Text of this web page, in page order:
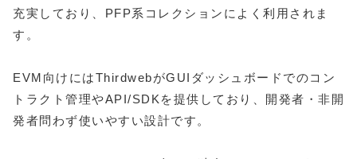
充実しており、PFP系コレクションによく利用されま
す。
EVM向けにはThirdwebがGUIダッシュボードでのコン
トラクト管理やAPI/SDKを提供しており、開発者・非開
発者問わず使いやすい設計です。